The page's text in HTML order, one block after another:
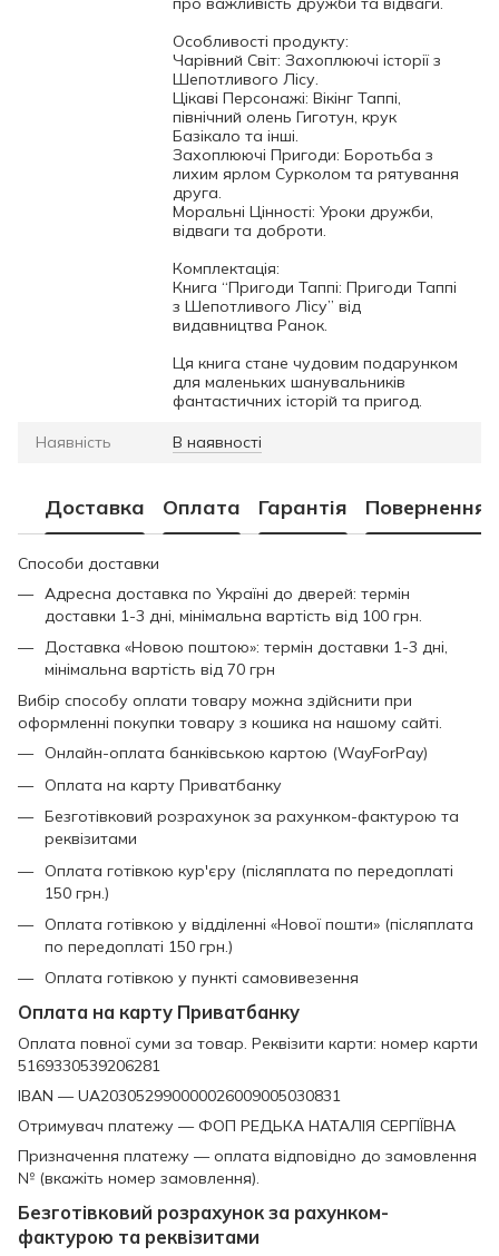
Особливості продукту:
Чарівний Світ: Захоплюючі історії з
Шепотливого Лісу.
Цікаві Персонажі: Вікінг Таппі,
північний олень Гиготун, крук
Базікало та інші.
Захоплюючі Пригоди: Боротьба з
лихим ярлом Сурколом та рятування
друга.
Моральні Цінності: Уроки дружби,
відваги та доброти.
Комплектація:
Книга “Пригоди Таппі: Пригоди Таппі
з Шепотливого Лісу” від
видавництва Ранок.
Ця книга стане чудовим подарунком
для маленьких шанувальників
фантастичних історій та пригод.
Наявність В наявності
Доставка Оплата Гарантія Повернення
Способи доставки
Адресна доставка по Україні до дверей: термін
доставки 1-3 дні, мінімальна вартість від 100 грн.
Доставка «Новою поштою»: термін доставки 1-3 дні,
мінімальна вартість від 70 грн
Вибір способу оплати товару можна здійснити при
оформленні покупки товару з кошика на нашому сайті.
Онлайн-оплата банківською картою (WayForPay)
Оплата на карту Приватбанку
Безготівковий розрахунок за рахунком-фактурою та
реквізитами
Оплата готівкою кур'єру (післяплата по передоплаті
150 грн.)
Оплата готівкою у відділенні «Нової пошти» (післяплата
по передоплаті 150 грн.)
Оплата готівкою у пункті самовивезення
Оплата на карту Приватбанку
Оплата повної суми за товар. Реквізити карти: номер карти
5169330539206281
IBAN — UA203052990000026009005030831
Отримувач платежу — ФОП РЕДЬКА НАТАЛІЯ СЕРГІЇВНА
Призначення платежу — оплата відповідно до замовлення
№ (вкажіть номер замовлення).
Безготівковий розрахунок за рахунком-
фактурою та реквізитами